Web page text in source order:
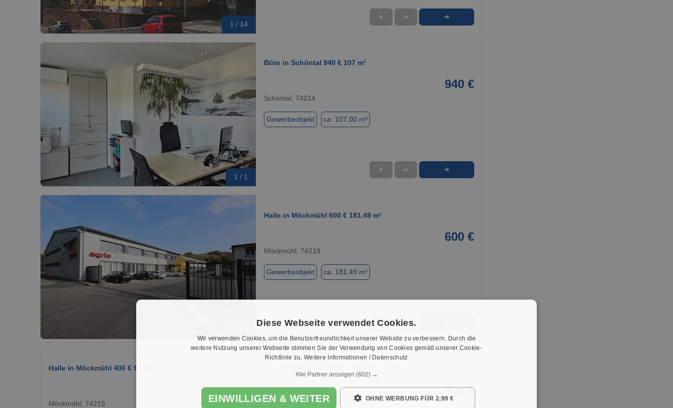
1 / 14
★ ➦ ➜
1 / 1
Büro in Schöntal 940 € 107 m²
940 €
Schöntal, 74214
Gewerbeobjekt ca. 107,00 m²
★ ➦ ➜
Halle in Möckmühl 600 € 181.49 m²
600 €
Möckmühl, 74219
Gewerbeobjekt ca. 181,49 m²
★ ➦
Halle in Möckmühl 400 € 94.5 m²
400 €
Möckmühl, 74219
Diese Webseite verwendet Cookies.
Wir verwenden Cookies, um die Benutzerfreundlichkeit unserer Website zu verbessern. Durch die
weitere Nutzung unserer Webseite stimmen Sie der Verwendung von Cookies gemäß unserer Cookie-
Richtlinie zu. Weitere Informationen / Datenschutz
Alle Partner anzeigen (602) →
EINWILLIGEN & WEITER OHNE WERBUNG FÜR 2,99 €